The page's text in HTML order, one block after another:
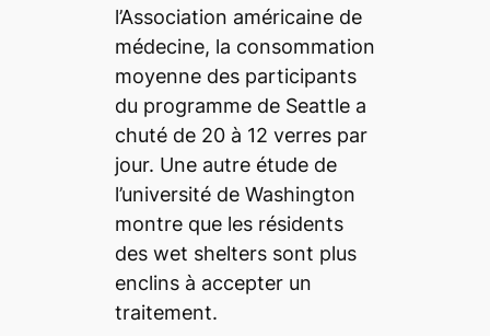
l’Association américaine de
médecine, la consommation
moyenne des participants
du programme de Seattle a
chuté de 20 à 12 verres par
jour. Une autre étude de
l’université de Washington
montre que les résidents
des wet shelterssont plus
enclins à accepter un
traitement.